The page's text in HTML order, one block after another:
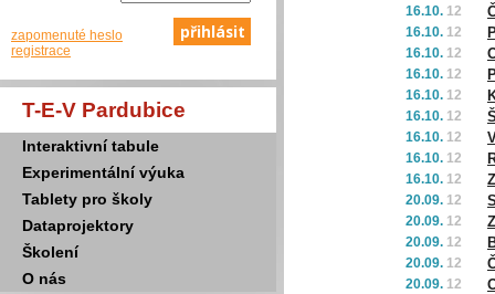
zapomenuté heslo
registrace
T-E-V Pardubice
Interaktivní tabule
Experimentální výuka
Tablety pro školy
Dataprojektory
Školení
O nás
16.10. 12
16.10. 12
16.10. 12
16.10. 12
16.10. 12
16.10. 12
16.10. 12
16.10. 12
16.10. 12
20.09. 12
20.09. 12
20.09. 12
20.09. 12
20.09. 12